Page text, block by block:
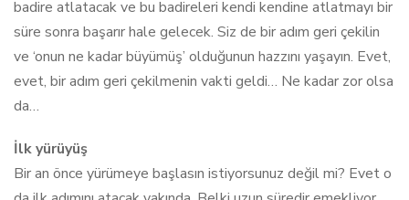
badire atlatacak ve bu badireleri kendi kendine atlatmayı bir
süre sonra başarır hale gelecek. Siz de bir adım geri çekilin
ve ‘onun ne kadar büyümüş’ olduğunun hazzını yaşayın. Evet,
evet, bir adım geri çekilmenin vakti geldi… Ne kadar zor olsa
da…
İlk yürüyüş
Bir an önce yürümeye başlasın istiyorsunuz değil mi? Evet o